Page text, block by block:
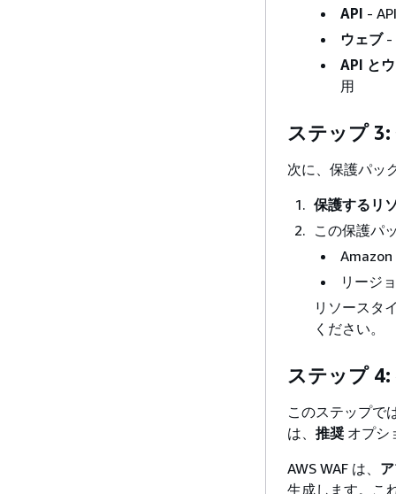
API -
ウェブ-
API と
用
ステップ
次に、保護パッ
保護するリ
この保護パ
リージ
リソースタ
ください。
ステップ
このステップで
は、 推奨 オプシ
AWS WAF は、
生成します。こ